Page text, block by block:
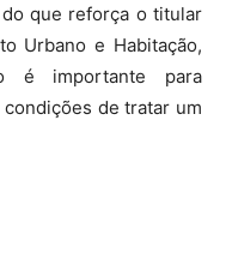
que reforça o titular
Urbano e Habitação,
é importante para
de tratar um